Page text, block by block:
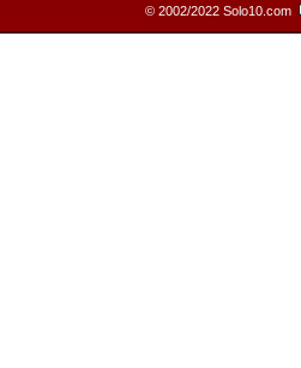
© 2002/2022 Solo10.com